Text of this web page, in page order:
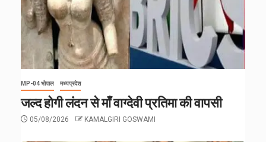
MP-04 भोपाल मध्यप्रदेश
जल्द होगी लंदन से माँ वाग्देवी प्रतिमा की वापसी
05/08/2026 KAMALGIRI GOSWAMI